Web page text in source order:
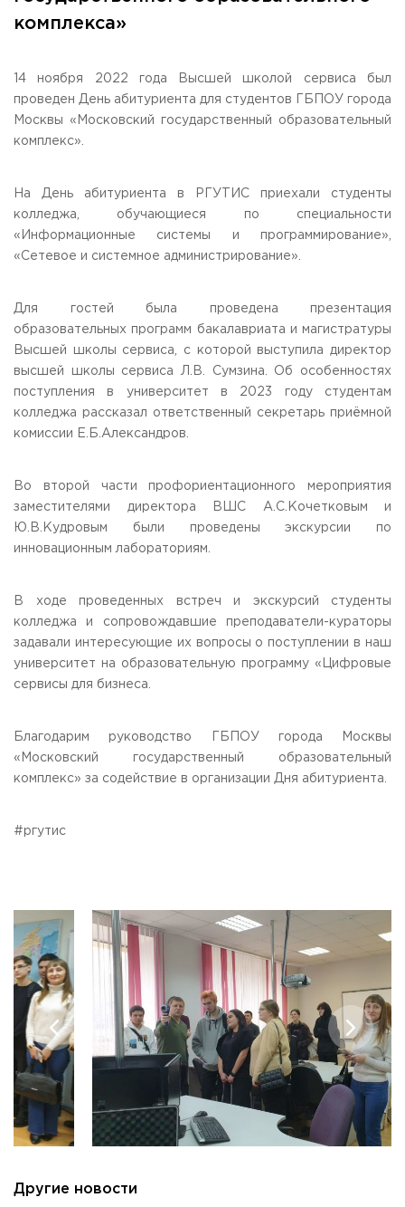
Общежитие / Кампус РГУТИС
Work with disabled and handicapped people
Scientific activity
Additional education
системе ВО
Federal educational and methodical association in the
ADDRESS
99 Glavnaya Street, dp.Cherkizovo, Urban district Pushkinsky,
TELEPHONES:
+7 (495) 940 83 00
E-MAIL
WORKING HOURS
Mo-th: from 09:00 to 18:00;
Fr: from 09:00 to 16:45;
комплекса»
14 ноября 2022 года Высшей школой сервиса был
проведен День абитуриента для студентов ГБПОУ города
Москвы «Московский государственный образовательный
комплекс».
На День абитуриента в РГУТИС приехали студенты
колледжа, обучающиеся по специальности
«Информационные системы и программирование»,
«Сетевое и системное администрирование».
Для гостей была проведена презентация
образовательных программ бакалавриата и магистратуры
Высшей школы сервиса, с которой выступила директор
высшей школы сервиса Л.В. Сумзина. Об особенностях
поступления в университет в 2023 году студентам
колледжа рассказал ответственный секретарь приёмной
комиссии Е.Б.Александров.
Во второй части профориентационного мероприятия
заместителями директора ВШС А.С.Кочетковым и
Ю.В.Кудровым были проведены экскурсии по
инновационным лабораториям.
В ходе проведенных встреч и экскурсий студенты
колледжа и сопровождавшие преподаватели-кураторы
задавали интересующие их вопросы о поступлении в наш
университет на образовательную программу «Цифровые
сервисы для бизнеса.
Благодарим руководство ГБПОУ города Москвы
«Московский государственный образовательный
комплекс» за содействие в организации Дня абитуриента.
#ргутис
Другие новости